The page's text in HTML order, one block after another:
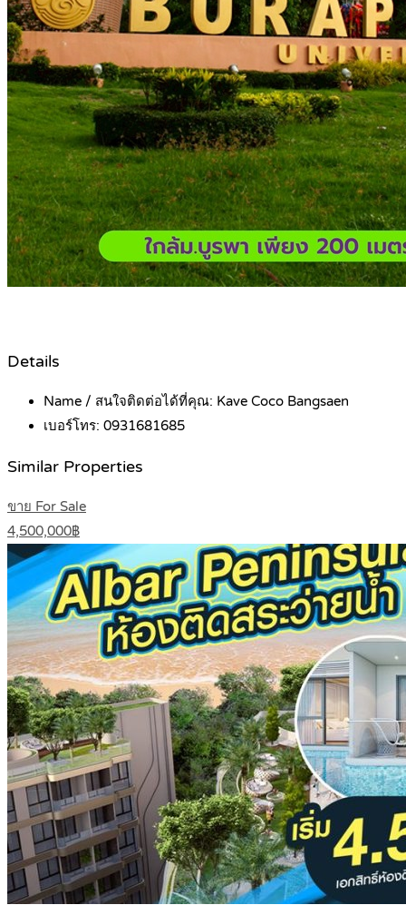
Details
Name / สนใจติดต่อได้ที่คุณ: Kave Coco Bangsaen
เบอร์โทร: 0931681685
Similar Properties
ขาย For Sale
4,500,000฿